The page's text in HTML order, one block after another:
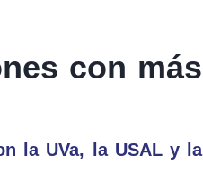
con más
la UVa, la USAL y la